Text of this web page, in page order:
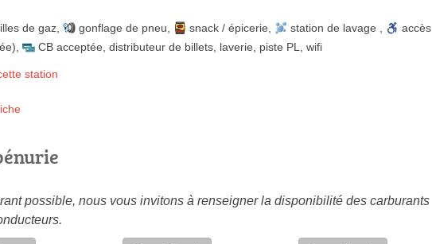
de gaz gonflage de pneu snack / épicerie station de lavage
accès
CB acceptée distributeur de billets laverie piste PL wifi
station
possible, nous vous invitons à renseigner la disponibilité des carburants